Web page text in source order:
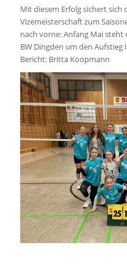
Mit diesem Erfolg sichert sich
Vizemeisterschaft zum
nach vorne: Anfang Mai steht
BW Dingden um den Aufstieg
Bericht: Britta Koopmann